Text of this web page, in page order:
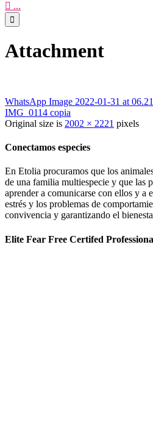
 ...

Attachment
WhatsApp Image 2022-01-31 at
IMG_0114 copia
Original size is 2002 × 2221 pixels
Conectamos especies
En Etolia procuramos que los
de una familia multiespecie y que las
aprender a comunicarse con ellos y a
estrés y los problemas de
convivencia y garantizando el
Elite Fear Free Certifed